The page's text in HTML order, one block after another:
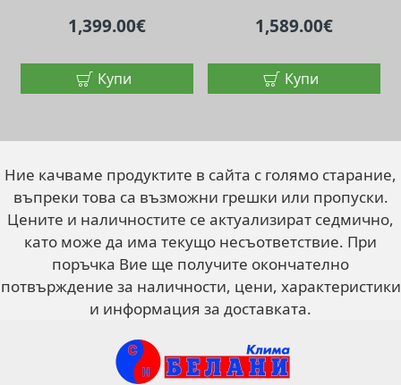
1,399.00€
Купи
1,589.00€
Купи
Ние качваме продуктите в сайта с голямо старание,
въпреки това са възможни грешки или пропуски.
Цените и наличностите се актуализират седмично,
като може да има текущо несъответствие. При
поръчка Вие ще получите окончателно
потвърждение за наличности, цени, характеристики
и информация за доставката.